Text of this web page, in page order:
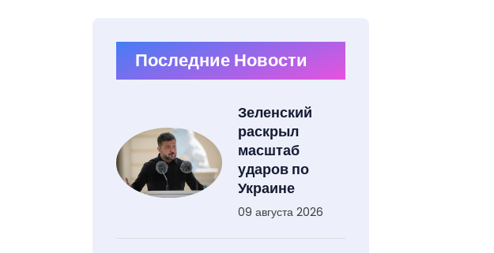
Последние Новости
Зеленский
раскрыл
масштаб
ударов по
Украине
09 августа 2026